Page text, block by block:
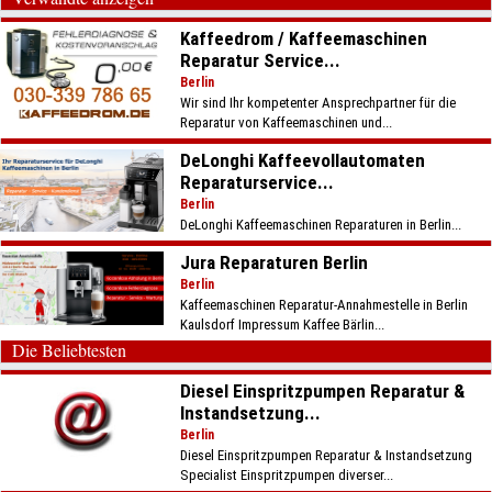
Kaffeedrom / Kaffeemaschinen
Reparatur Service...
Berlin
Wir sind Ihr kompetenter Ansprechpartner für die
Reparatur von Kaffeemaschinen und...
DeLonghi Kaffeevollautomaten
Reparaturservice...
Berlin
DeLonghi Kaffeemaschinen Reparaturen in Berlin...
Jura Reparaturen Berlin
Berlin
Kaffeemaschinen Reparatur-Annahmestelle in Berlin
Kaulsdorf Impressum Kaffee Bärlin...
Die Beliebtesten
Diesel Einspritzpumpen Reparatur &
Instandsetzung...
Berlin
Diesel Einspritzpumpen Reparatur & Instandsetzung
Specialist Einspritzpumpen diverser...